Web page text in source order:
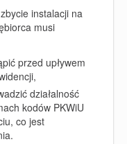
instalacji na
musi
przed upływem
działalność
kodów PKWiU
co jest